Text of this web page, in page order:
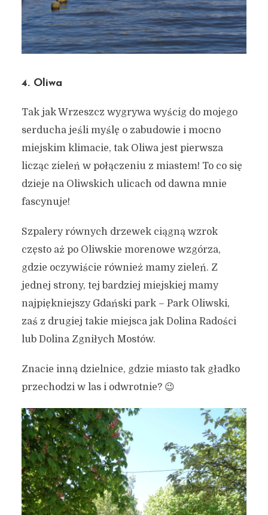
4. Oliwa
Tak jak Wrzeszcz wygrywa wyścig do mojego
serducha jeśli myślę o zabudowie i mocno
miejskim klimacie, tak Oliwa jest pierwsza
licząc zieleń w połączeniu z miastem! To co się
dzieje na Oliwskich ulicach od dawna mnie
fascynuje!
Szpalery równych drzewek ciągną wzrok
często aż po Oliwskie morenowe wzgórza,
gdzie oczywiście również mamy zieleń. Z
jednej strony, tej bardziej miejskiej mamy
najpiękniejszy Gdański park – Park Oliwski,
zaś z drugiej takie miejsca jak Dolina Radości
lub Dolina Zgniłych Mostów.
Znacie inną dzielnice, gdzie miasto tak gładko
przechodzi w las i odwrotnie? 😉